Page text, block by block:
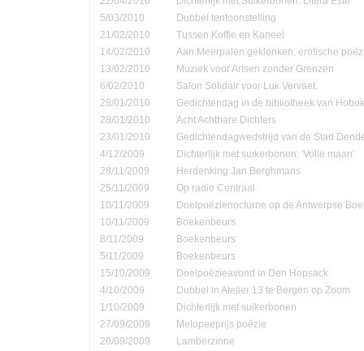
5/03/2010
Dubbel tentoonstelling
21/02/2010
Tussen Koffie en Kaneel
14/02/2010
Aan Meerpalen geklonken: erotische
13/02/2010
Muziek voor Artsen zonder Grenzen
6/02/2010
Salon Solidair voor Luk Vervaet.
28/01/2010
Gedichtendag in de bibliotheek van
28/01/2010
Acht Achtbare Dichters
23/01/2010
Gedichtendagwedstrijd van de Stad
4/12/2009
Dichterlijk met suikerbonen: 'Volle maan'
28/11/2009
Herdenking Jan Berghmans
25/11/2009
Op radio Centraal
10/11/2009
Doelpoëzienocturne op de Antwerpse
10/11/2009
Boekenbeurs
8/11/2009
Boekenbeurs
5/11/2009
Boekenbeurs
15/10/2009
Doelpoëzieavond in Den Hopsack
4/10/2009
Dubbel in Atelier 13 te Bergen op Zoom
1/10/2009
Dichterlijk met suikerbonen
27/09/2009
Melopeeprijs poëzie
20/09/2009
Lamberzinne